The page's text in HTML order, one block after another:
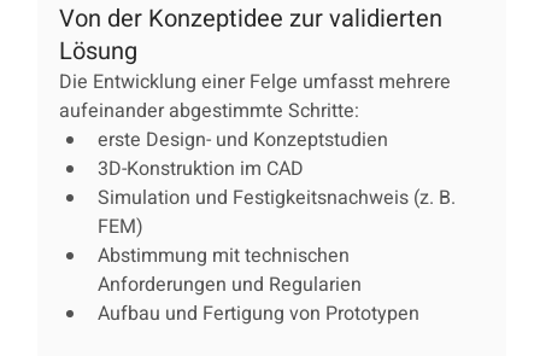
Von der Konzeptidee zur validierten
Lösung
Die Entwicklung einer Felge umfasst mehrere
aufeinander abgestimmte Schritte:
erste Design- und Konzeptstudien
3D-Konstruktion im CAD
Simulation und Festigkeitsnachweis (z. B.
FEM)
Abstimmung mit technischen
Anforderungen und Regularien
Aufbau und Fertigung von Prototypen